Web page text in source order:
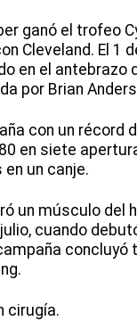
ganó el trofeo
Cleveland. El 1
en el antebrazo
por Brian
con un récord
en siete
un canje.
un músculo del
cuando
concluyó
cirugía.